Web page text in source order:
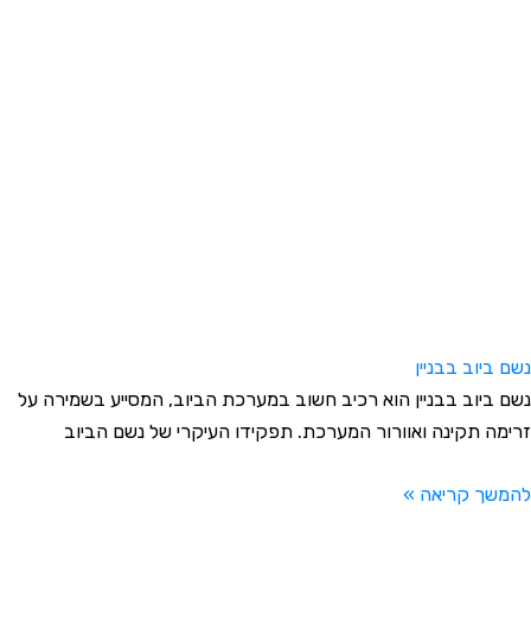
ביוב בבניין
ביוב בבניין הוא רכיב חשוב במערכת הביוב, המסייע בשמירה על
תקינה ואוורור המערכת. תפקידו העיקרי של נשם הביוב
קריאה »